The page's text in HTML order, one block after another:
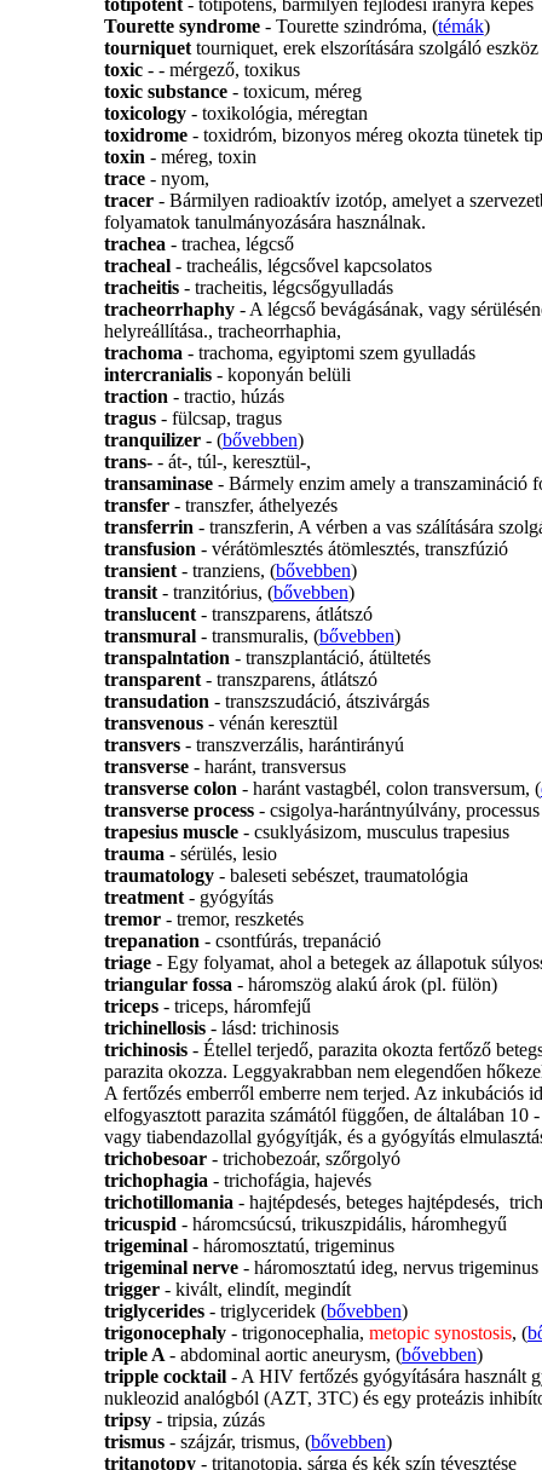
totipotent- totipotens, bármilyen fejlődési irányra képes
Tourette syndrome- Tourette szindróma, (témák)
tourniquettourniquet, erek elszorítására szolgáló eszköz
toxic- - mérgező, toxikus
toxic substance- toxicum, méreg
toxicology- toxikológia, méregtan
toxidrome- toxidróm, bizonyos méreg okozta tünetek
toxin - méreg, toxin
trace- nyom,
tracer- Bármilyen radioaktív izotóp, amelyet a
folyamatok tanulmányozására használnak.
trachea - trachea, légcső
tracheal- tracheális, légcsővel kapcsolatos
tracheitis- tracheitis, légcsőgyulladás
tracheorrhaphy - A légcső bevágásának, vagy
helyreállítása., tracheorrhaphia,
trachoma - trachoma, egyiptomi szem gyulladás
intercranialis- koponyán belüli
traction - tractio, húzás
tragus- fülcsap, tragus
tranquilizer- (bővebben)
trans-- át-, túl-, keresztül-,
transaminase- Bármely enzim amely a transzamináció
transfer- transzfer, áthelyezés
transferrin - transzferin, A vérben a vas szálítására
transfusion - vérátömlesztés átömlesztés, transzfúzió
transient - tranziens, (bővebben)
transit- tranzitórius, (bővebben)
translucent- transzparens, átlátszó
transmural- transmuralis, (bővebben)
transpalntation - transzplantáció, átültetés
transparent- transzparens, átlátszó
transudation - transzszudáció, átszivárgás
transvenous- vénán keresztül
transvers- transzverzális, harántirányú
transverse- haránt, transversus
transverse colon - haránt vastagbél, colon transversum, (
transverse process- csigolya-harántnyúlvány, processus
trapesius muscle- csuklyásizom, musculus trapesius
trauma - sérülés, lesio
traumatology- baleseti sebészet, traumatológia
treatment- gyógyítás
tremor- tremor, reszketés
trepanation - csontfúrás, trepanáció
triage- Egy folyamat, ahol a betegek az állapotuk
triangular fossa - háromszög alakú árok (pl. fülön)
triceps- triceps, háromfejű
trichinellosis- lásd: trichinosis
trichinosis- Étellel terjedő, parazita okozta fertőző
parazita okozza. Leggyakrabban nem elegendően
A fertőzés emberről emberre nem terjed. Az inkubációs
elfogyasztott parazita számától függően, de általában 10
vagy tiabendazollal gyógyítják, és a gyógyítás
trichobesoar- trichobezoár, szőrgolyó
trichophagia - trichofágia, hajevés
trichotillomania - hajtépdesés, beteges hajtépdesés,
tricuspid - háromcsúcsú, trikuszpidális, háromhegyű
trigeminal- háromosztatú, trigeminus
trigeminal nerve - háromosztatú ideg, nervus trigeminus
trigger- kivált, elindít, megindít
triglycerides- triglyceridek (bővebben)
trigonocephaly- trigonocephalia, metopic synostosis, (
triple A - abdominal aortic aneurysm, (bővebben)
tripple cocktail- A HIV fertőzés gyógyítására használt
nukleozid analógból (AZT, 3TC) és egy proteázis
tripsy- tripsia, zúzás
trismus- szájzár, trismus, (bővebben)
tritanotopy- tritanotopia, sárga és kék szín tévesztése